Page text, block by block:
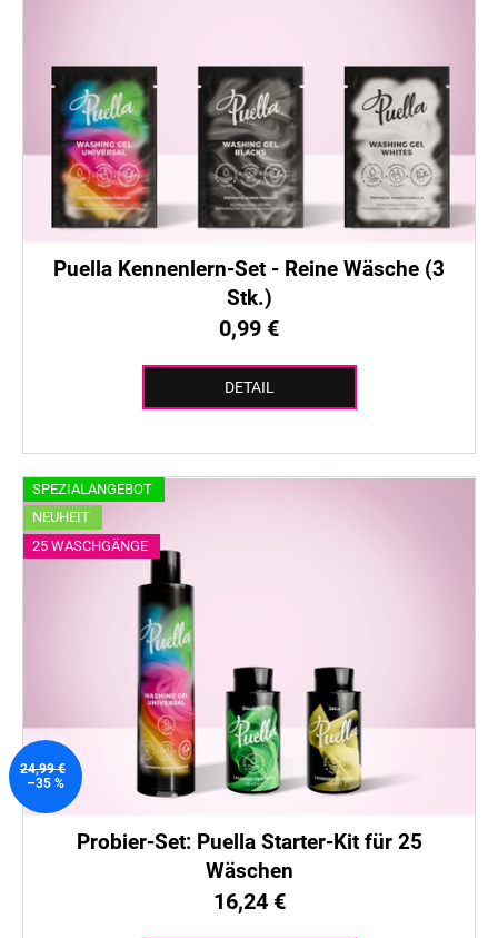
Puella Kennenlern-Set - Reine Wäsche (3
Stk.)
0,99 €
DETAIL
SPEZIALANGEBOT
NEUHEIT
25 WASCHGÄNGE
24,99 €
–35 %
Probier-Set: Puella Starter-Kit für 25
Wäschen
16,24 €